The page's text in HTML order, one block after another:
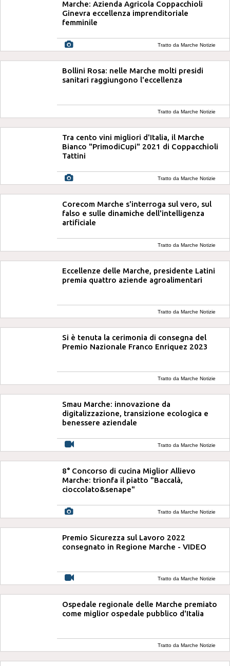
Marche: Azienda Agricola Coppacchioli
Ginevra eccellenza imprenditoriale
femminile
Tratto da Marche Notizie
Bollini Rosa: nelle Marche molti presidi
sanitari raggiungono l'eccellenza
Tratto da Marche Notizie
Tra cento vini migliori d'Italia, il Marche
Bianco "PrimodiCupi" 2021 di Coppacchioli
Tattini
Tratto da Marche Notizie
Corecom Marche s'interroga sul vero, sul
falso e sulle dinamiche dell'intelligenza
artificiale
Tratto da Marche Notizie
Eccellenze delle Marche, presidente Latini
premia quattro aziende agroalimentari
Tratto da Marche Notizie
Si è tenuta la cerimonia di consegna del
Premio Nazionale Franco Enriquez 2023
Tratto da Marche Notizie
Smau Marche: innovazione da
digitalizzazione, transizione ecologica e
benessere aziendale
Tratto da Marche Notizie
8° Concorso di cucina Miglior Allievo
Marche: trionfa il piatto "Baccalà,
cioccolato&senape"
Tratto da Marche Notizie
Premio Sicurezza sul Lavoro 2022
consegnato in Regione Marche - VIDEO
Tratto da Marche Notizie
Ospedale regionale delle Marche premiato
come miglior ospedale pubblico d'Italia
Tratto da Marche Notizie